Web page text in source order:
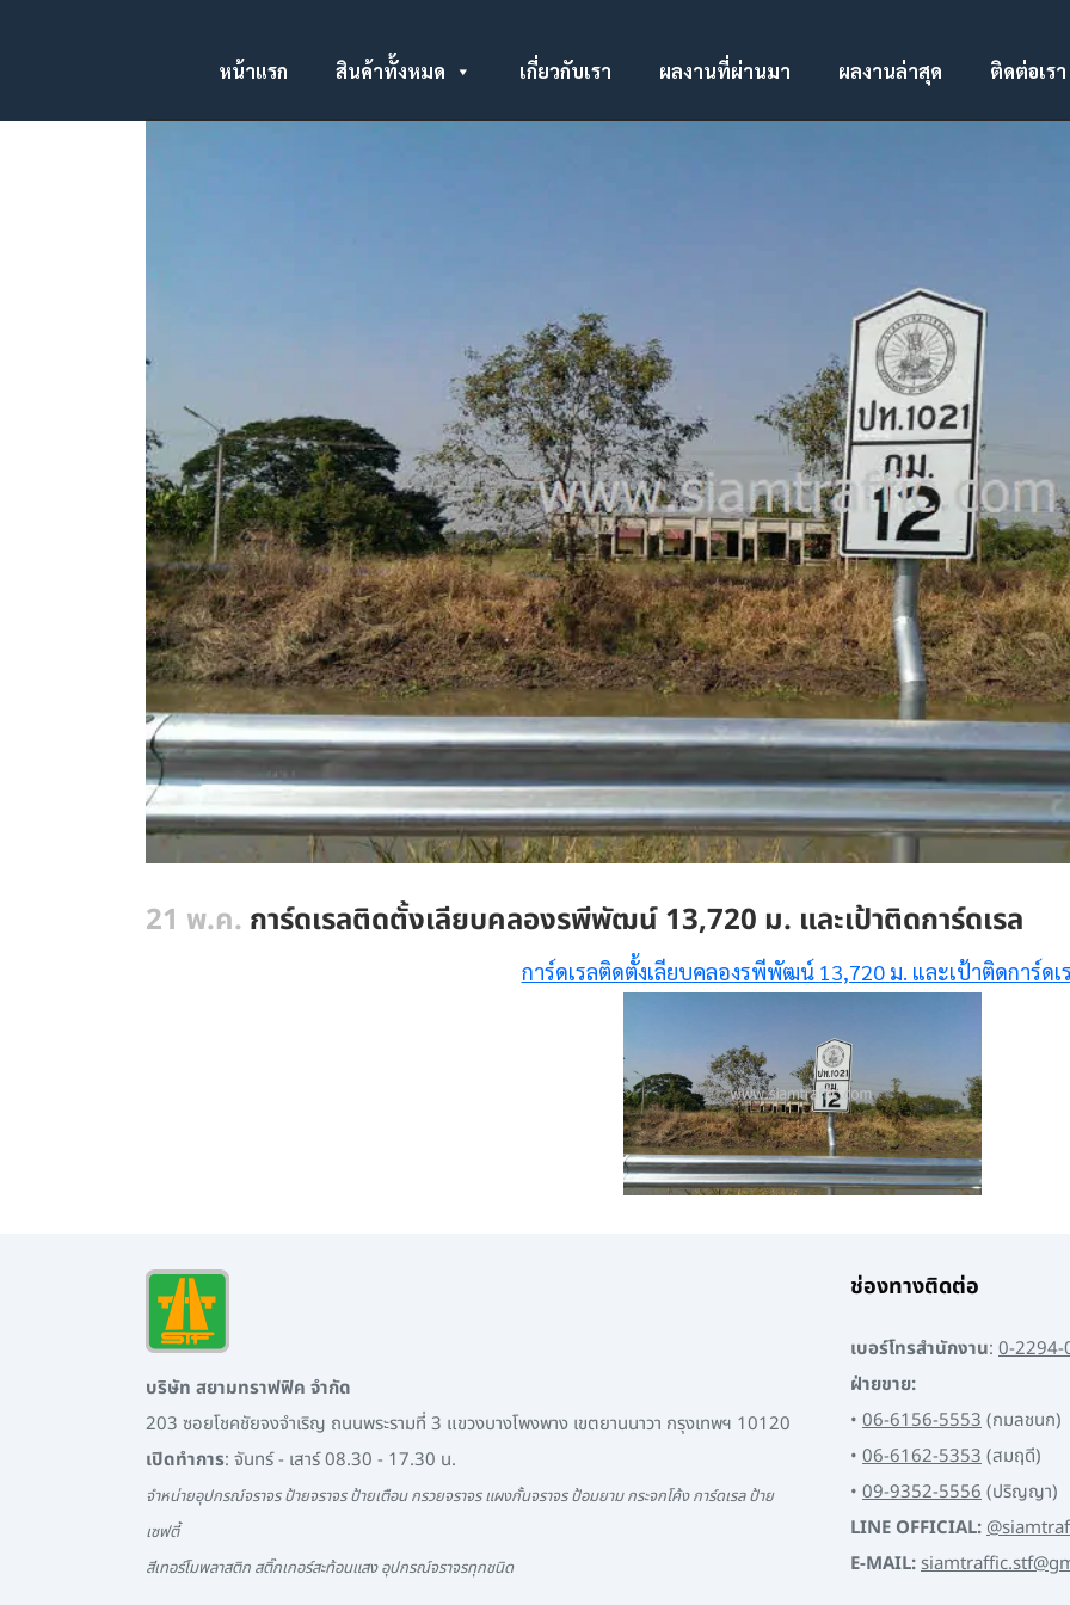
หน้าแรก สินค้าทั้งหมด เกี่ยวกับเรา ผลงานที่ผ่านมา ผลงานล่าสุด ติดต่อเรา
21 พ.ค. การ์ดเรลติดตั้งเลียบคลองรพีพัฒน์ 13,720 ม. และเป้าติดการ์ดเรล
การ์ดเรลติดตั้งเลียบคลองรพีพัฒน์ 13,720 ม. และเป้าติดการ์ดเ
บริษัท สยามทราฟฟิค จำกัด
203 ซอยโชคชัยจงจำเริญ ถนนพระรามที่ 3 แขวงบางโพงพาง เขตยานนาวา กรุงเทพฯ 10120
เปิดทำการ: จันทร์ - เสาร์ 08.30 - 17.30 น.
จำหน่ายอุปกรณ์จราจร ป้ายจราจร ป้ายเตือน กรวยจราจร แผงกั้นจราจร ป้อมยาม กระจกโค้ง การ์ดเรล ป้าย
เซฟตี้
สีเทอร์โมพลาสติก สติ๊กเกอร์สะท้อนแสง อุปกรณ์จราจรทุกชนิด
ช่องทางติดต่อ
เบอร์โทรสำนักงาน: 0-
ฝ่ายขาย:
• 06-6156-5553(กมลชนก)
• 06-6162-5353(สมฤดี)
• 09-9352-5556(ปริญญา)
LINE OFFICIAL:
E-MAIL: